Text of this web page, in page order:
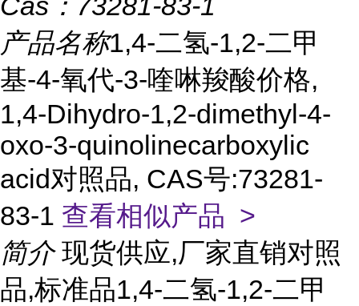
产品名称1,4-二氢-1,2-二甲
基-4-氧代-3-喹啉羧酸价格,
1,4-Dihydro-1,2-dimethyl-4-
oxo-3-quinolinecarboxylic
acid对照品, CAS号:73281-
83-1 查看相似产品 >
简介 现货供应,厂家直销对照
品,标准品1,4-二氢-1,2-二甲